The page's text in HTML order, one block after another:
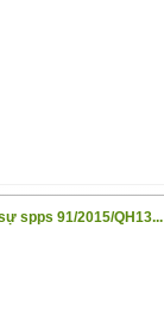
spps 91/2015/QH13...